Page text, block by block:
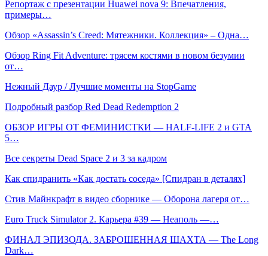
Репортаж с презентации Huawei nova 9: Впечатления,
примеры…
Обзор «Assassin’s Creed: Мятежники. Коллекция» – Одна…
Обзор Ring Fit Adventure: трясем костями в новом безумии
от…
Нежный Даур / Лучшие моменты на StopGame
Подробный разбор Red Dead Redemption 2
ОБЗОР ИГРЫ ОТ ФЕМИНИСТКИ — HALF-LIFE 2 и GTA
5…
Все секреты Dead Space 2 и 3 за кадром
Как спидранить «Как достать соседа» [Спидран в деталях]
Стив Майнкрафт в видео сборнике — Оборона лагеря от…
Euro Truck Simulator 2. Карьера #39 — Неаполь —…
ФИНАЛ ЭПИЗОДА. ЗАБРОШЕННАЯ ШАХТА — The Long
Dark…